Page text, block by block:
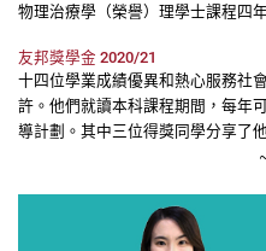
物理治療學（榮譽）理學士課程四
友邦獎學金 2020/21
十四位學業成績優異和熱心服務社
許。他們就讀本科課程期間，每年
導計劃。其中三位得獎同學分享了